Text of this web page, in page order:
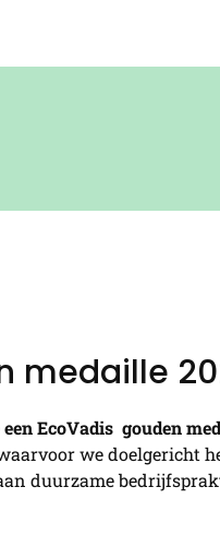
medaille
EcoVadis gouden
we doelgericht
duurzame